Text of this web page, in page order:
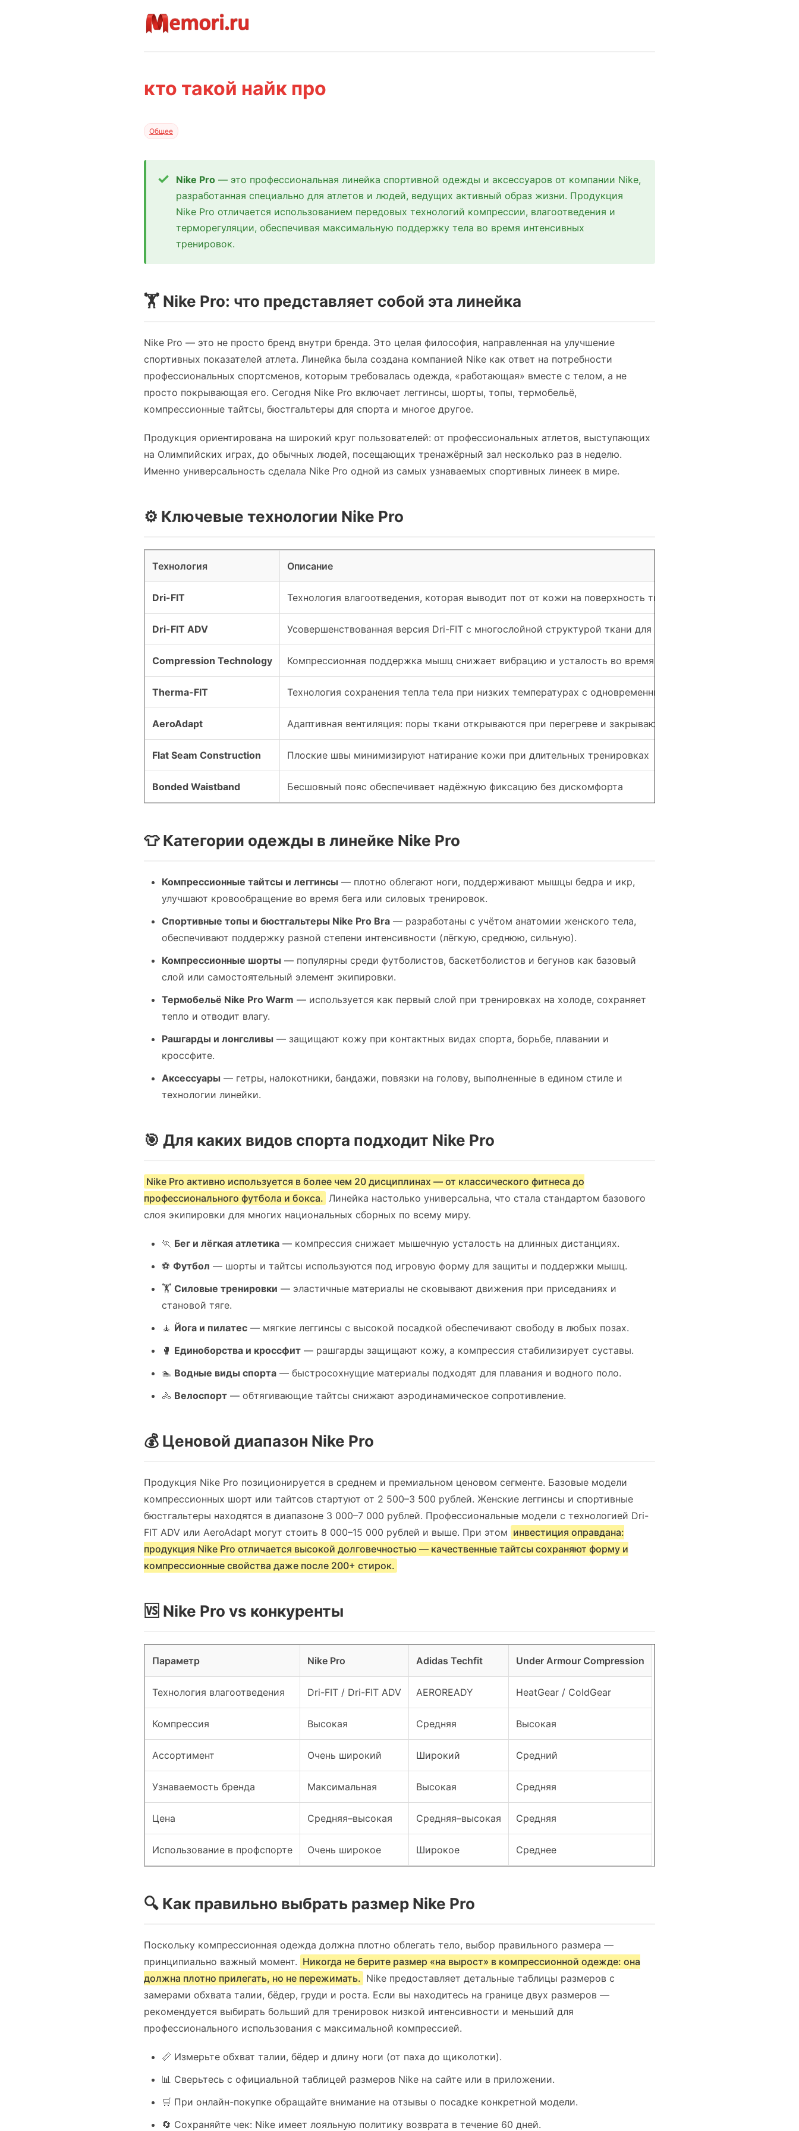
кто такой найк про
Общее
Nike Pro — это профессиональная линейка спортивной одежды и аксессуаров от компании Nike,
разработанная специально для атлетов и людей, ведущих активный образ жизни. Продукция
Nike Pro отличается использованием передовых технологий компрессии, влагоотведения и
терморегуляции, обеспечивая максимальную поддержку тела во время интенсивных
тренировок.
🏋️ Nike Pro: что представляет собой эта линейка
Nike Pro — это не просто бренд внутри бренда. Это целая философия, направленная на улучшение
спортивных показателей атлета. Линейка была создана компанией Nike как ответ на потребности
профессиональных спортсменов, которым требовалась одежда, «работающая» вместе с телом, а не
просто покрывающая его. Сегодня Nike Pro включает леггинсы, шорты, топы, термобельё,
компрессионные тайтсы, бюстгальтеры для спорта и многое другое.
Продукция ориентирована на широкий круг пользователей: от профессиональных атлетов, выступающих
на Олимпийских играх, до обычных людей, посещающих тренажёрный зал несколько раз в неделю.
Именно универсальность сделала Nike Pro одной из самых узнаваемых спортивных линеек в мире.
⚙️ Ключевые технологии Nike Pro
Технология Описание
Dri-FIT Технология влагоотведения, которая выводит пот от кожи на поверхность ткани, где он быстро
Dri-FIT ADV Усовершенствованная версия Dri-FIT с многослойной структурой ткани для экстремальных нагрузок
Compression Technology Компрессионная поддержка мышц снижает вибрацию и усталость во время тренировок
Therma-FIT Технология сохранения тепла тела при низких температурах с одновременным выведением влаги
AeroAdapt Адаптивная вентиляция: поры ткани открываются при перегреве и закрываются при охлаждении
Flat Seam Construction Плоские швы минимизируют натирание кожи при длительных тренировках
Bonded Waistband Бесшовный пояс обеспечивает надёжную фиксацию без дискомфорта
👕 Категории одежды в линейке Nike Pro
Компрессионные тайтсы и леггинсы — плотно облегают ноги, поддерживают мышцы бедра и икр,
улучшают кровообращение во время бега или силовых тренировок.
Спортивные топы и бюстгальтеры Nike Pro Bra — разработаны с учётом анатомии женского тела,
обеспечивают поддержку разной степени интенсивности (лёгкую, среднюю, сильную).
Компрессионные шорты — популярны среди футболистов, баскетболистов и бегунов как базовый
слой или самостоятельный элемент экипировки.
Термобельё Nike Pro Warm — используется как первый слой при тренировках на холоде, сохраняет
тепло и отводит влагу.
Рашгарды и лонгсливы — защищают кожу при контактных видах спорта, борьбе, плавании и
кроссфите.
Аксессуары — гетры, налокотники, бандажи, повязки на голову, выполненные в едином стиле и
технологии линейки.
🎯 Для каких видов спорта подходит Nike Pro
Nike Pro активно используется в более чем 20 дисциплинах — от классического фитнеса до
профессионального футбола и бокса. Линейка настолько универсальна, что стала стандартом базового
слоя экипировки для многих национальных сборных по всему миру.
🏃 Бег и лёгкая атлетика — компрессия снижает мышечную усталость на длинных дистанциях.
⚽ Футбол — шорты и тайтсы используются под игровую форму для защиты и поддержки мышц.
🏋️ Силовые тренировки — эластичные материалы не сковывают движения при приседаниях и
становой тяге.
🧘 Йога и пилатес — мягкие леггинсы с высокой посадкой обеспечивают свободу в любых позах.
🥊 Единоборства и кроссфит — рашгарды защищают кожу, а компрессия стабилизирует суставы.
🏊 Водные виды спорта — быстросохнущие материалы подходят для плавания и водного поло.
🚴 Велоспорт — обтягивающие тайтсы снижают аэродинамическое сопротивление.
💰 Ценовой диапазон Nike Pro
Продукция Nike Pro позиционируется в среднем и премиальном ценовом сегменте. Базовые модели
компрессионных шорт или тайтсов стартуют от 2 500–3 500 рублей. Женские леггинсы и спортивные
бюстгальтеры находятся в диапазоне 3 000–7 000 рублей. Профессиональные модели с технологией Dri-
FIT ADV или AeroAdapt могут стоить 8 000–15 000 рублей и выше. При этом инвестиция оправдана:
продукция Nike Pro отличается высокой долговечностью — качественные тайтсы сохраняют форму и
компрессионные свойства даже после 200+ стирок.
🆚 Nike Pro vs конкуренты
Параметр Nike Pro Adidas Techfit Under Armour Compression
Технология влагоотведения Dri-FIT / Dri-FIT ADV AEROREADY HeatGear / ColdGear
Компрессия Высокая Средняя Высокая
Ассортимент Очень широкий Широкий Средний
Узнаваемость бренда Максимальная Высокая Средняя
Цена Средняя–высокая Средняя–высокая Средняя
Использование в профспорте Очень широкое Широкое Среднее
🔍 Как правильно выбрать размер Nike Pro
Поскольку компрессионная одежда должна плотно облегать тело, выбор правильного размера —
принципиально важный момент. Никогда не берите размер «на вырост» в компрессионной одежде: она
должна плотно прилегать, но не пережимать. Nike предоставляет детальные таблицы размеров с
замерами обхвата талии, бёдер, груди и роста. Если вы находитесь на границе двух размеров —
рекомендуется выбирать больший для тренировок низкой интенсивности и меньший для
профессионального использования с максимальной компрессией.
📏 Измерьте обхват талии, бёдер и длину ноги (от паха до щиколотки).
📊 Сверьтесь с официальной таблицей размеров Nike на сайте или в приложении.
🛒 При онлайн-покупке обращайте внимание на отзывы о посадке конкретной модели.
🔄 Сохраняйте чек: Nike имеет лояльную политику возврата в течение 60 дней.